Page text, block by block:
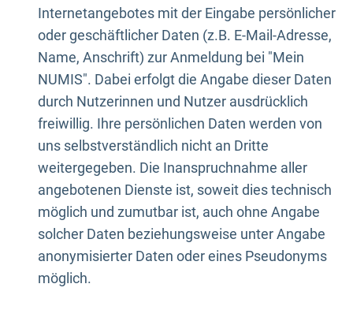
Internetangebotes mit der Eingabe persönlicher
oder geschäftlicher Daten (z.B. E-Mail-Adresse,
Name, Anschrift) zur Anmeldung bei "Mein
NUMIS". Dabei erfolgt die Angabe dieser Daten
durch Nutzerinnen und Nutzer ausdrücklich
freiwillig. Ihre persönlichen Daten werden von
uns selbstverständlich nicht an Dritte
weitergegeben. Die Inanspruchnahme aller
angebotenen Dienste ist, soweit dies technisch
möglich und zumutbar ist, auch ohne Angabe
solcher Daten beziehungsweise unter Angabe
anonymisierter Daten oder eines Pseudonyms
möglich.